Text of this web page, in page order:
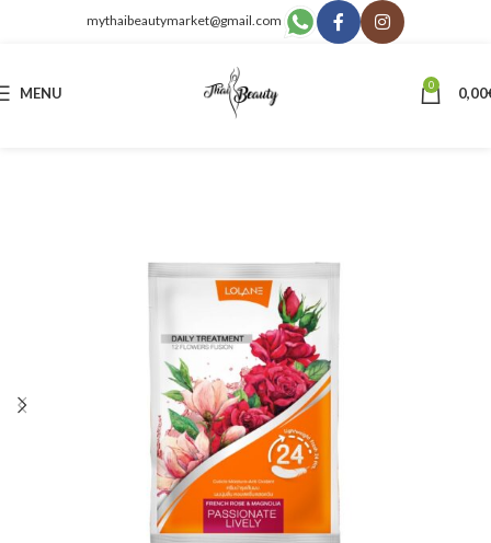
mythaibeautymarket@gmail.com
MENU 0 0,00